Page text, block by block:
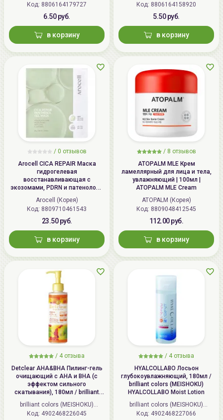
Код: 8806164179727
6.50 руб.
в корзину
Код: 8806164158920
5.50 руб.
в корзину
/ 0 отзывов
Arocell CICA REPAIR Маска
гидрогелевая
восстанавливающая с
экозомами, PDRN и патенолом |
25г | CICA REPAIR Panthenol Gel
Mask
Arocell (Корея)
Код: 8809710461543
23.50 руб.
в корзину
/ 8 отзывов
ATOPALM MLE Крем
ламеллярный для лица и тела,
увлажняющий | 100мл |
ATOPALM MLE Cream
ATOPALM (Корея)
Код: 8809048412545
112.00 руб.
в корзину
/ 4 отзыва
Detclear AHA&BHA Пилинг-гель
очищающий с AHA и BHA (с
эффектом сильного
скатывания), 180мл / brilliant
colors (MEISHOKU) Detclear
Bright&Peel AHA&BHA Fruits
Peeling Jelly
brilliant colors (MEISHOKU)
(Япония)
Код: 4902468226045
/ 4 отзыва
HYALCOLLABO Лосьон
глубокоувлажняющий, 180мл /
brilliant colors (MEISHOKU)
HYALCOLLABO Moist Lotion
brilliant colors (MEISHOKU)
(Япония)
Код: 4902468227066